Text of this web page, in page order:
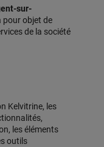
sur-
pour objet de
de la société
Kelvitrine, les
les éléments
outils